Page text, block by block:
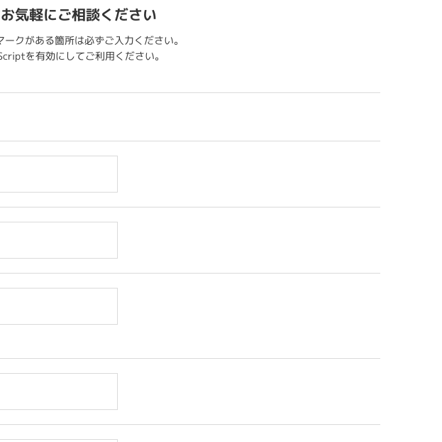
気軽にご相談ください
クがある箇所は必ずご入力ください。
を有効にしてご利用ください。